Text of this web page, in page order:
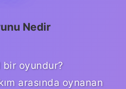
Nedir
bir oyundur?
arasında oynanan